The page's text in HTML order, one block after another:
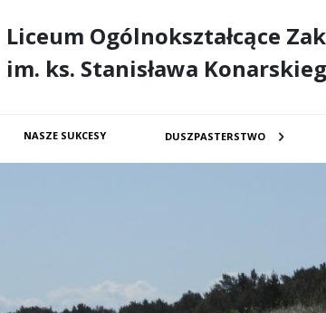
Liceum Ogólnokształcące
im. ks. Stanisława
NASZE SUKCESY DUSZPASTERSTWO